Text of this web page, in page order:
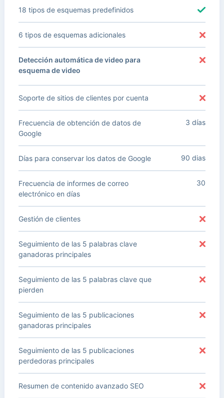
18 tipos de esquemas predefinidos
6 tipos de esquemas adicionales
Detección automática de video para
esquema de video
Soporte de sitios de clientes por cuenta
Frecuencia de obtención de datos de
Google
3 días
Días para conservar los datos de Google 90 dias
Frecuencia de informes de correo
electrónico en días
30
Gestión de clientes
Seguimiento de las 5 palabras clave
ganadoras principales
Seguimiento de las 5 palabras clave que
pierden
Seguimiento de las 5 publicaciones
ganadoras principales
Seguimiento de las 5 publicaciones
perdedoras principales
Resumen de contenido avanzado SEO